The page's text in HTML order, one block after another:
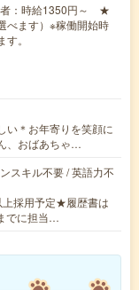
者：時給1350円～ ★
べます）※稼働開始時
。
い＊お年寄りを笑顔に
、おばあちゃ…
スキル不要 / 英語力不
採用予定★履歴書は
でに担当…